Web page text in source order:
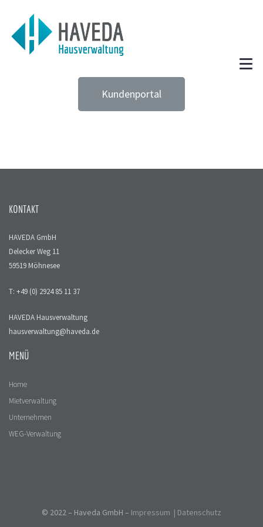
Kundenportal
KONTAKT
HAVEDA GmbH
Delecker Weg 11
59519 Möhnesee
T: +49 (0) 2924 85 11 37
HAVEDA Hausverwaltung
hausverwaltung@haveda.de
MENÜ
Home
Mietverwaltung
Unternehmen
WEG-Verwaltung
© 2022 – Haveda GmbH – Impressum | Datenschutz